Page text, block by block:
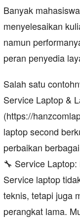
Banyak
menyelesaikan
namun
peran penyedia
Salah satu
Service Laptop &
(https://
laptop second
perbaikan
🔧 Service
Service laptop
teknis, tetapi juga
perangkat lama.